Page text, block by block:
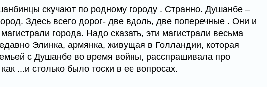
скучают по родному городу . Странно. Душанбе –
Здесь всего дорог- две вдоль, две поперечные . Они и
города. Надо сказать, эти магистрали весьма
Элинка, армянка, живущая в Голландии, которая
с Душанбе во время войны, расспрашивала про
...и столько было тоски в ее вопросах.